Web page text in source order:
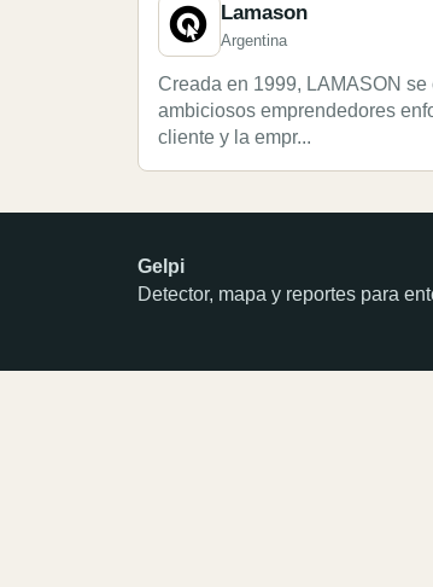
Lamason
Argentina
Creada en 1999, LAMASON
ambiciosos emprendedores
cliente y la empr...
Gelpi
Detector, mapa y reportes para